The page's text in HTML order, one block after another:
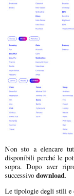
Non sto a elencare
disponibili perché le
sopra. Dopo aver
successivo download.
Le tipologie degli stili e